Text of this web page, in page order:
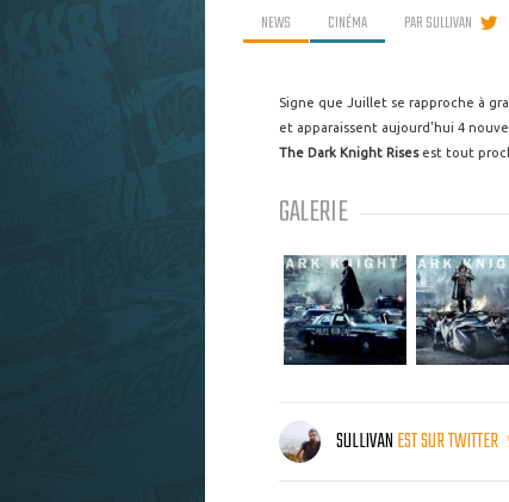
NEWS CINÉMA PARSULLIVAN
Signe que Juillet se rapproche à
et apparaissent aujourd'hui 4
The Dark Knight Risesest tout
GALERIE
SULLIVANEST SUR TWITTER